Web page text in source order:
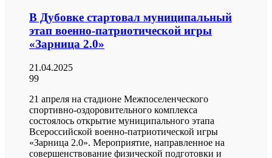
В Дубовке стартовал муниципальный
этап военно-патриотической игры
«Зарница 2.0»
21.04.2025
99
21 апреля на стадионе Межпоселенческого
спортивно-оздоровительного комплекса
состоялось открытие муниципального этапа
Всероссийской военно-патриотической игры
«Зарница 2.0». Мероприятие, направленное на
совершенствование физической подготовки и